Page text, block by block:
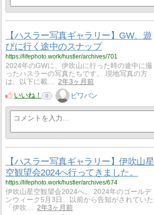
【ハスラー写真ギャラリー】GW、遊
びに行く途中のスナップ
https://lifephoto.work/hustler/archives/701
2024年のGWに、伊吹山に行った時の途中に撮
ったハスラーの写真たちです。 現地写真の方
は、以下に載…
2年3ヶ月前
いいね！
0 ビワバン
【ハスラー写真ギャラリー】伊吹山星
空観望会2024へ行ってきました。
https://lifephoto.work/hustler/archives/674
伊吹山星空観望会2024へ。 2024年のゴールデ
ンウィーク5月3日、以前から告知がされていた
「伊吹…
2年3ヶ月前